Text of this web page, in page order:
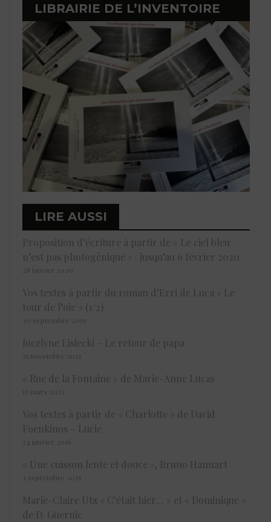
LIBRAIRIE DE L’INVENTOIRE
LIRE AUSSI
Proposition d’écriture à partir de « Le ciel bleu
n’est pas photogénique » : jusqu’au 6 février 2020
28 janvier 2020
Vos textes à partir du roman d’Erri de Luca « Le
tour de l’oie » (1/2)
30 septembre 2019
Jocelyne Lisiecki – Le retour de papa
25 novembre 2021
« Rue de la Fontaine » de Marie-Anne Lucas
13 mars 2023
Vos textes à partir de « Charlotte » de David
Foenkinos – Lucie
24 janvier 2016
« Une cuisson lente et douce », Bruno Hannart
3 septembre 2025
Marie-Claire Utz « C’était hier… » et « Dominique »
de D. Guernic